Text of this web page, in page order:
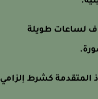
لساعات طويلة
المتقدمة كشرط إلزامي